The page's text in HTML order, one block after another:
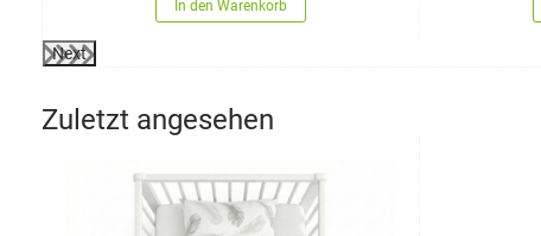
In den Warenkorb
Next
Zuletzt angesehen